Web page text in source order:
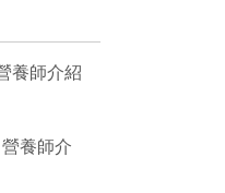
養師介紹
養師介